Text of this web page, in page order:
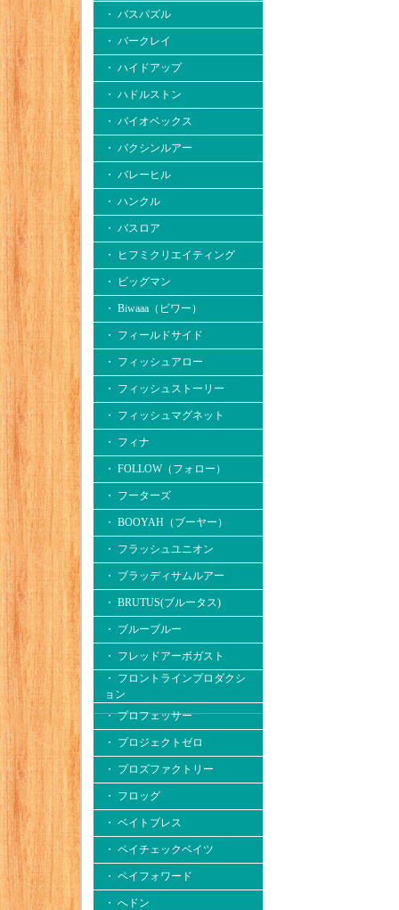
・ バスパズル
・ バークレイ
・ ハイドアップ
・ ハドルストン
・ バイオベックス
・ バクシンルアー
・ バレーヒル
・ ハンクル
・ バスロア
・ ヒフミクリエイティング
・ ビッグマン
・ Biwaaa（ビワー）
・ フィールドサイド
・ フィッシュアロー
・ フィッシュストーリー
・ フィッシュマグネット
・ フィナ
・ FOLLOW（フォロー）
・ フーターズ
・ BOOYAH（ブーヤー）
・ フラッシュユニオン
・ ブラッディサムルアー
・ BRUTUS(ブルータス)
・ ブルーブルー
・ フレッドアーボガスト
・ フロントラインプロダクシ
ョン
・ プロフェッサー
・ プロジェクトゼロ
・ プロズファクトリー
・ フロッグ
・ ベイトブレス
・ ペイチェックベイツ
・ ペイフォワード
・ へドン